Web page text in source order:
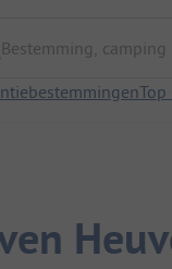
camping
Top